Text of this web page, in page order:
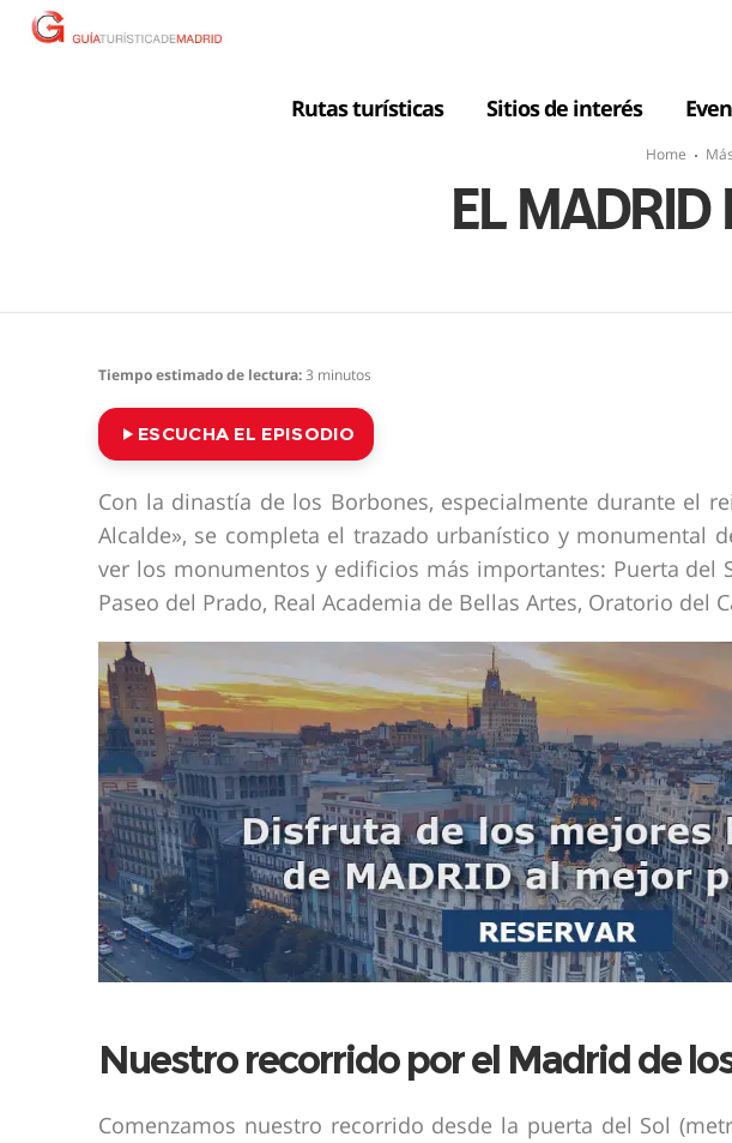
Rutas turísticas Sitios de interés
Home
EL MADRID
Tiempo estimado de lectura:3 minutos
ESCUCHA EL EPISODIO
Con la dinastía de los Borbones, especialmente durante el
Alcalde», se completa el trazado urbanístico y monumental
ver los monumentos y edificios más importantes: Puerta del
Paseo del Prado, Real Academia de Bellas Artes, Oratorio del
Nuestro recorrido por el Madrid de
Comenzamos nuestro recorrido desde la puerta del Sol